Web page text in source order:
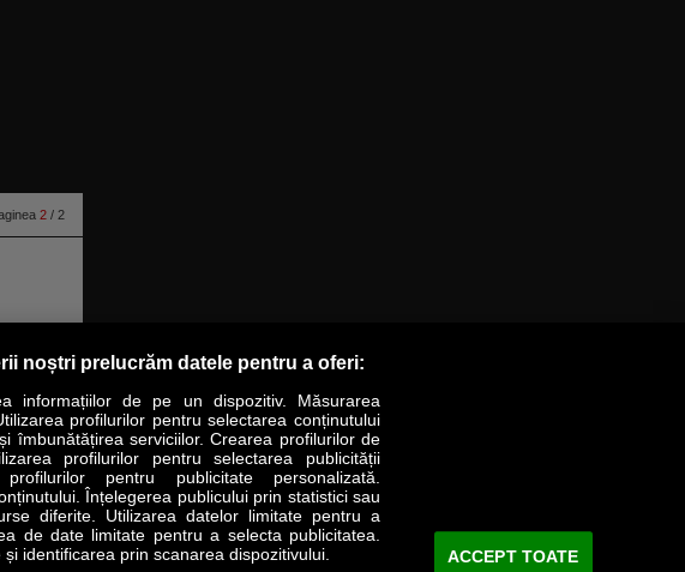
2 / 2
MEET THE CEO LIFESTYLE SPECIAL OPINII
Servicii Revista Business Magazin
noștri prelucrăm datele pentru a oferi:
informațiilor de pe un dispozitiv. Măsurarea
profilurilor pentru selectarea conținutului
îmbunătățirea serviciilor. Crearea profilurilor de
profilurilor pentru selectarea publicității
pentru publicitate personalizată.
Înțelegerea publicului prin statistici sau
diferite. Utilizarea datelor limitate pentru a
de date limitate pentru a selecta publicitatea.
identificarea prin scanarea dispozitivului.
ACCEPT TOATE